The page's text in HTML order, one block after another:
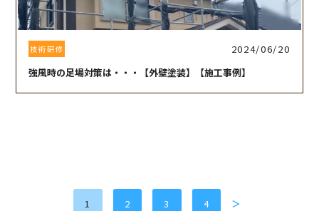
技術研修
2024/06/20
強風時の足場対策は・・・【外壁塗装】【施工事例】
1 2 3 4 ＞